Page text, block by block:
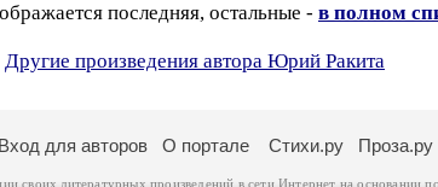
последняя, остальные - в полном
Другие произведения автора Юрий Ракита
Вход для авторов О портале Стихи.ру Проза.ру
своих литературных произведений в сети Интернет на основании